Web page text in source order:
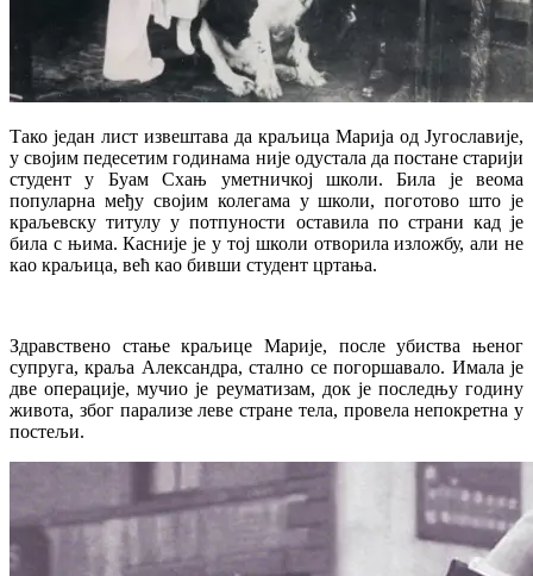
Тако један лист извештава да краљица Марија од Југославије,
у својим педесетим годинама није одустала да постане старији
студент у Бyам Схањ уметничкој школи. Била је веома
популарна међу својим колегама у школи, поготово што је
краљевску титулу у потпуности оставила по страни кад је
била с њима. Касније је у тој школи отворила изложбу, али не
као краљица, већ као бивши студент цртања.
Здравствено стање краљице Марије, после убиства њеног
супруга, краља Александра, стално се погоршавало. Имала је
две операције, мучио је реуматизам, док је последњу годину
живота, због парализе леве стране тела, провела непокретна у
постељи.